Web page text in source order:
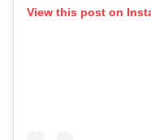
View this post on